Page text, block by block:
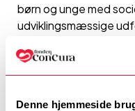
Denne hjemmeside
børn og unge med
udviklingsmæssige
Tilbuddet henvender